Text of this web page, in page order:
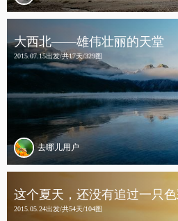
大西北——雄伟壮丽的天堂
2015.07.15出发/共17天/329图
去哪儿用户
这个夏天，还没有追过一只
2015.05.24出发/共54天/104图